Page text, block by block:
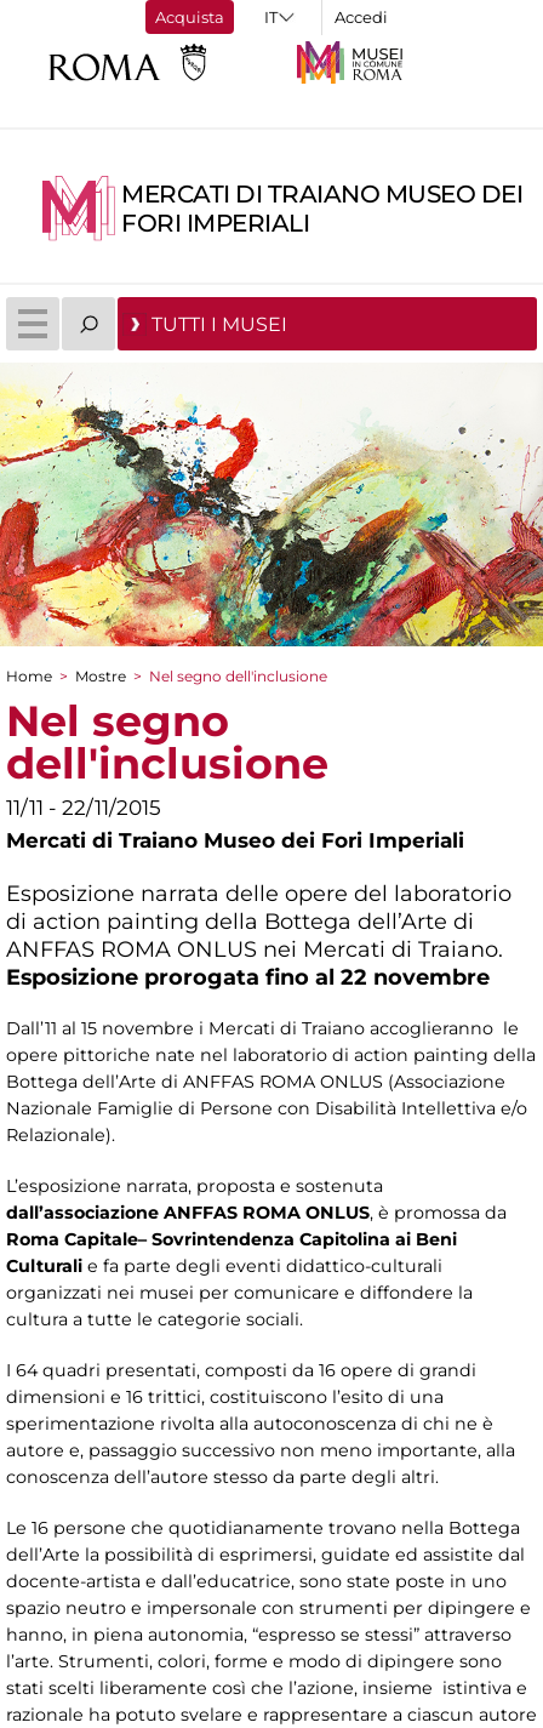
Acquista Accedi
MERCATI DI TRAIANO MUSEO DEI
FORI IMPERIALI
TUTTI I MUSEI
Tu sei qui
Home > Mostre > Nel segno dell'inclusione
Nel segno
dell'inclusione
11/11 - 22/11/2015
Mercati di Traiano Museo dei Fori Imperiali
Esposizione narrata delle opere del laboratorio
di action painting della Bottega dell’Arte di
ANFFAS ROMA ONLUS nei Mercati di Traiano.
Esposizione prorogata fino al 22 novembre
Dall’11 al 15 novembre i Mercati di Traiano accoglieranno le
opere pittoriche nate nel laboratorio di action painting della
Bottega dell’Arte di ANFFAS ROMA ONLUS (Associazione
Nazionale Famiglie di Persone con Disabilità Intellettiva e/o
Relazionale).
L’esposizione narrata, proposta e sostenuta
dall’associazione ANFFAS ROMA ONLUS, è promossa da
Roma Capitale– Sovrintendenza Capitolina ai Beni
Culturali e fa parte degli eventi didattico-culturali
organizzati nei musei per comunicare e diffondere la
cultura a tutte le categorie sociali.
I 64 quadri presentati, composti da 16 opere di grandi
dimensioni e 16 trittici, costituiscono l’esito di una
sperimentazione rivolta alla autoconoscenza di chi ne è
autore e, passaggio successivo non meno importante, alla
conoscenza dell’autore stesso da parte degli altri.
Le 16 persone che quotidianamente trovano nella Bottega
dell’Arte la possibilità di esprimersi, guidate ed assistite dal
docente-artista e dall’educatrice, sono state poste in uno
spazio neutro e impersonale con strumenti per dipingere e
hanno, in piena autonomia, “espresso se stessi” attraverso
l’arte. Strumenti, colori, forme e modo di dipingere sono
stati scelti liberamente così che l’azione, insieme istintiva e
razionale ha potuto svelare e rappresentare a ciascun autore